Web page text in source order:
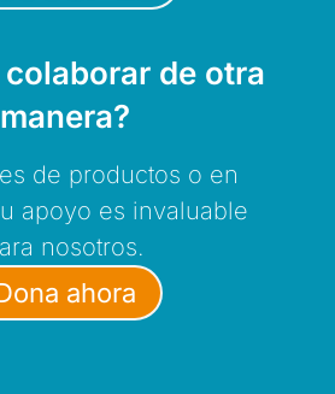
colaborar de otra
manera?
de productos o en
apoyo es invaluable
nosotros.
ahora